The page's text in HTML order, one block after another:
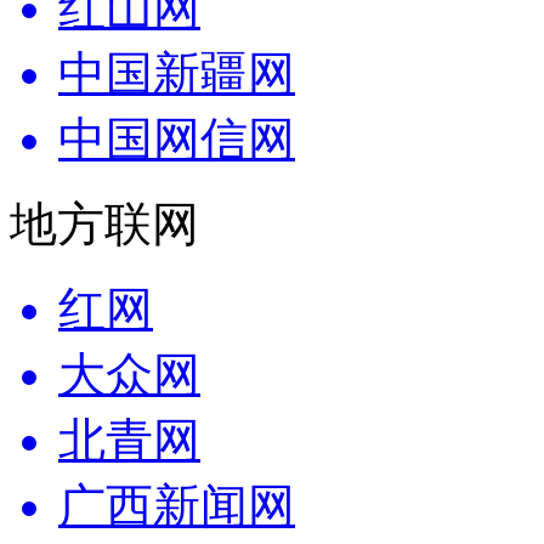
中国新疆网
中国网信网
地方联网
红网
大众网
北青网
广西新闻网